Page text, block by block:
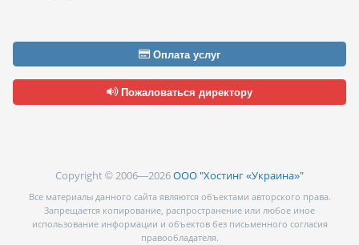
Оплата услуг
Пожаловаться директору
Copyright © 2006—2026ООО "Хостинг «Украина»"
Все материалы данного сайта являются объектами авторского права.
Запрещается копирование, распространение или любое иное
использование информации и объектов без письменного согласия
правообладателя.